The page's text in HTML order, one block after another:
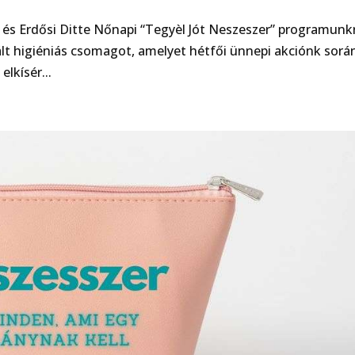
Erdősi Ditte Nőnapi “Tegyèl Jót Neszeszer”
higiéniás csomagot, amelyet hétfői ünnepi akciónk